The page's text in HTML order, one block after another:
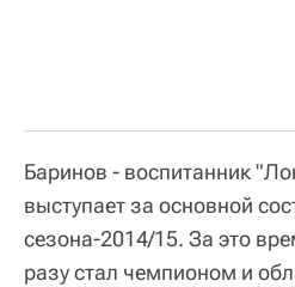
Баринов - воспитанник
выступает за основной
сезона-2014/15. За это
разу стал чемпионом и